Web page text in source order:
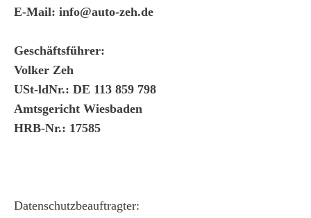
E-Mail: info@auto-zeh.de
Geschäftsführer:
Volker Zeh
USt-ldNr.: DE 113 859 798
Amtsgericht Wiesbaden
HRB-Nr.: 17585
Datenschutzbeauftragter: